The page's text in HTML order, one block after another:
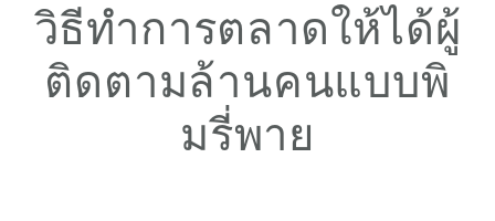
วิธีทำการตลาดให้ได้ผู้
ติดตามล้านคนแบบพิ
มรี่พาย